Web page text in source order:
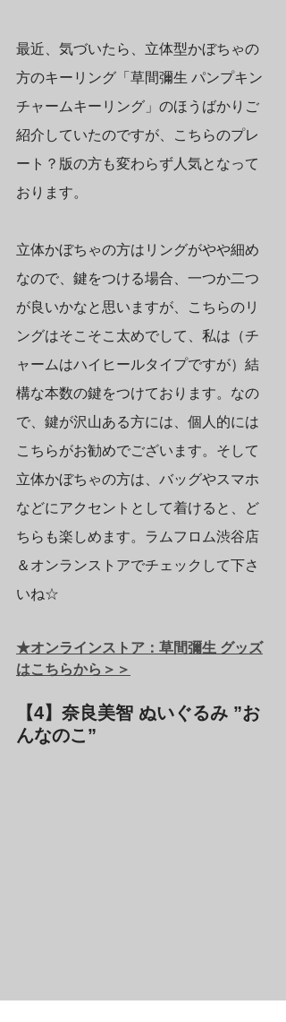
最近、気づいたら、立体型かぼちゃの
方のキーリング「草間彌生 パンプキン
チャームキーリング」のほうばかりご
紹介していたのですが、こちらのプレ
ート？版の方も変わらず人気となって
おります。
立体かぼちゃの方はリングがやや細め
なので、鍵をつける場合、一つか二つ
が良いかなと思いますが、こちらのリ
ングはそこそこ太めでして、私は（チ
ャームはハイヒールタイプですが）結
構な本数の鍵をつけております。なの
で、鍵が沢山ある方には、個人的には
こちらがお勧めでございます。そして
立体かぼちゃの方は、バッグやスマホ
などにアクセントとして着けると、ど
ちらも楽しめます。ラムフロム渋谷店
＆オンランストアでチェックして下さ
いね☆
★オンラインストア：草間彌生 グッズ
はこちらから＞＞
【4】奈良美智 ぬいぐるみ ”お
んなのこ”